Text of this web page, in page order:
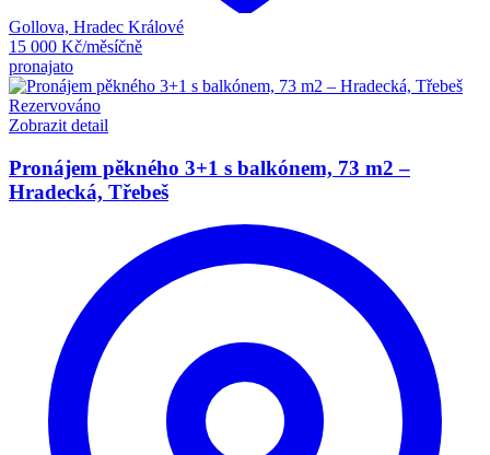
Gollova, Hradec Králové
15 000 Kč/měsíčně
pronajato
Rezervováno
Zobrazit detail
Pronájem pěkného 3+1 s balkónem, 73 m2 –
Hradecká, Třebeš